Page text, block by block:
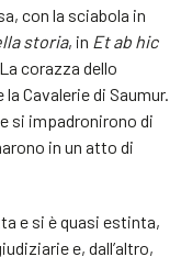
con la sciabola in
storia, in Et ab hic
corazza dello
Cavalerie di Saumur.
si impadronirono di
in un atto di
e si è quasi estinta,
e, dall’altro,